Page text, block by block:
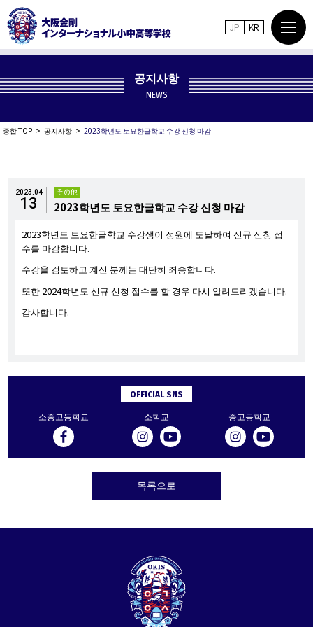
공지사항
NEWS
종합 TOP 공지사항 2023학년도 토요한글학교 수강 신청 마감
JP KR
2023.04
13
その他
2023학년도 토요한글학교 수강 신청 마감
2023학년도 토요한글학교 수강생이 정원에 도달하여 신규 신청 접
수를 마감합니다.
수강을 검토하고 계신 분께는 대단히 죄송합니다.
또한 2024학년도 신규 신청 접수를 할 경우 다시 알려드리겠습니다.
감사합니다.
OFFICIAL SNS
소중고등학교 소학교 중고등학교
목록으로